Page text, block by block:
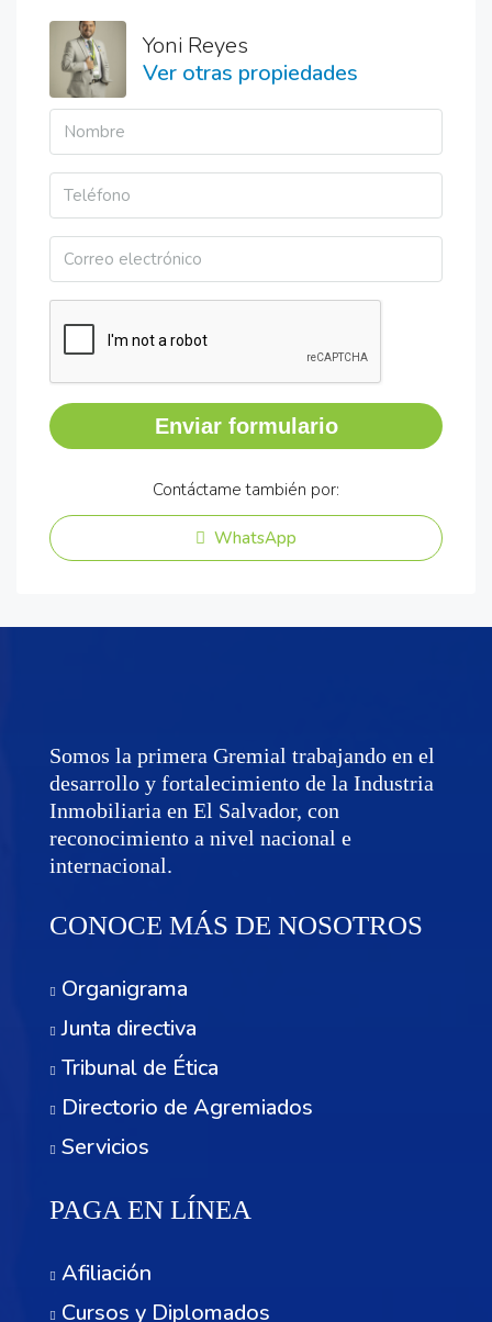
Yoni Reyes
Ver otras propiedades
Enviar formulario
Contáctame también por:
WhatsApp
Somos la primera Gremial trabajando en el
desarrollo y fortalecimiento de la Industria
Inmobiliaria en El Salvador, con
reconocimiento a nivel nacional e
internacional.
CONOCE MÁS DE NOSOTROS
Organigrama
Junta directiva
Tribunal de Ética
Directorio de Agremiados
Servicios
PAGA EN LÍNEA
Afiliación
Cursos y Diplomados